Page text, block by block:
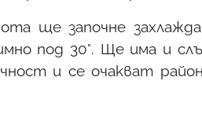
ще започне
под 30°. Ще има и
и се очакват